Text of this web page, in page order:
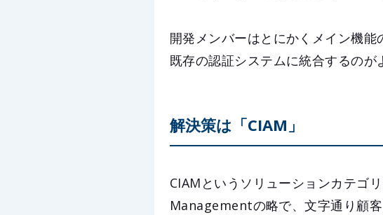
開発メンバーはとにかくメイン機
既存の認証システムに統合するのが
解決策は「CIAM」
CIAMというソリューションカテ
Managementの略で、文字通り顧客